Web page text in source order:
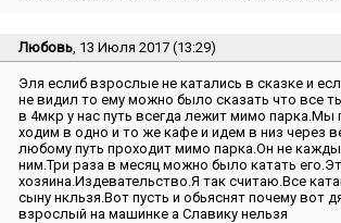
Любовь , 13 Июля 2017 (13:29)
Эля еслиб взрослые не катались в сказке и
не видил то ему можно было сказать что все
в 4мкр у нас путь всегда лежит мимо парка.Мы
ходим в одно и то же кафе и идем в низ через
любому путь проходит мимо парка.Он не
ним.Три раза в месяц можно было катать
хозяина.Издевательство.Я так считаю.Все
сыну нкльзя.Вот пусть и обьяснят почему вот
взрослый на машинке а Славику нельзя